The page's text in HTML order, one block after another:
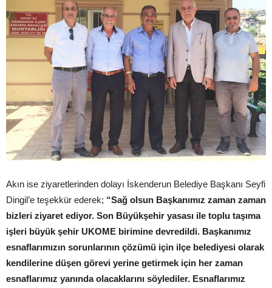
Akın ise ziyaretlerinden dolayı İskenderun Belediye Başkanı Seyfi
Dingil’e teşekkür ederek; “Sağ olsun Başkanımız zaman zaman
bizleri ziyaret ediyor. Son Büyükşehir yasası ile toplu taşıma
işleri büyük şehir UKOME birimine devredildi. Başkanımız
esnaflarımızın sorunlarının çözümü için ilçe belediyesi olarak
kendilerine düşen görevi yerine getirmek için her zaman
esnaflarımız yanında olacaklarını söylediler. Esnaflarımız